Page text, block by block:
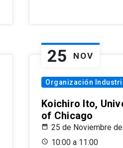
25 NOV
Organización
Koichiro Ito,
of Chicago
25 de Noviembre
10:00 a 11:00